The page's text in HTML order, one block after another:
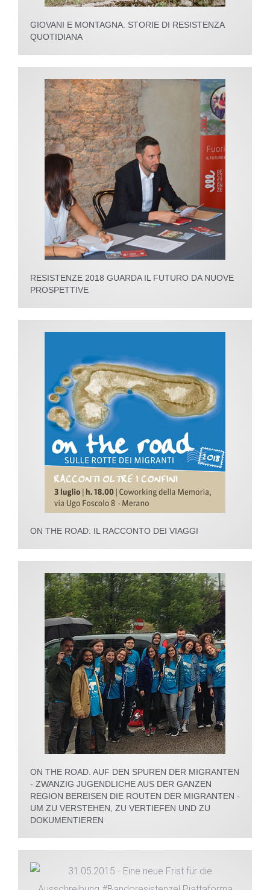
GIOVANI E MONTAGNA. STORIE DI RESISTENZA
QUOTIDIANA
RESISTENZE 2018 GUARDA IL FUTURO DA NUOVE
PROSPETTIVE
ON THE ROAD: IL RACCONTO DEI VIAGGI
ON THE ROAD. AUF DEN SPUREN DER MIGRANTEN
- ZWANZIG JUGENDLICHE AUS DER GANZEN
REGION BEREISEN DIE ROUTEN DER MIGRANTEN -
UM ZU VERSTEHEN, ZU VERTIEFEN UND ZU
DOKUMENTIEREN